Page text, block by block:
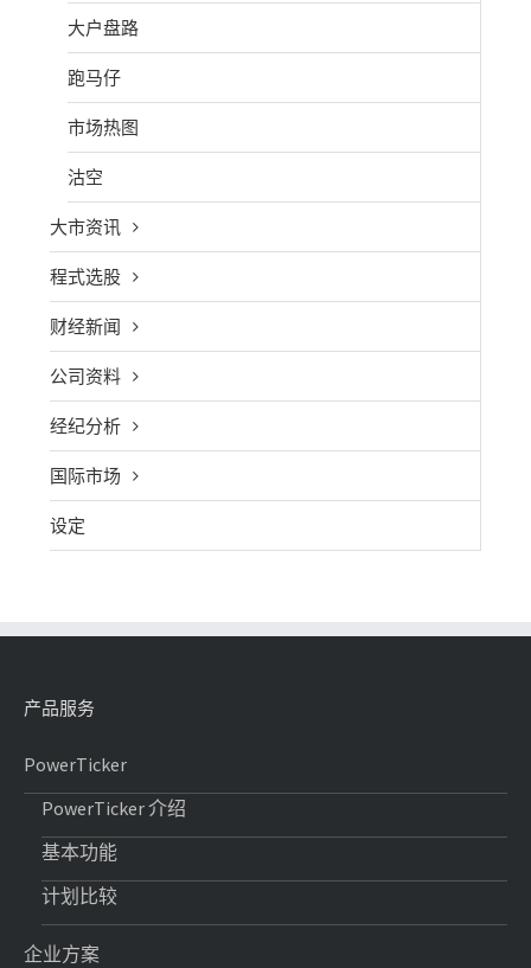
大户盘路
跑马仔
市场热图
沽空
大市资讯
程式选股
财经新闻
公司资料
经纪分析
国际市场
设定
产品服务
PowerTicker
PowerTicker 介绍
基本功能
计划比较
企业方案